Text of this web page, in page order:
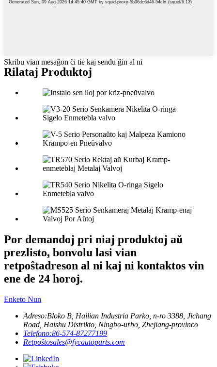
Skribu vian mesaĝon ĉi tie kaj sendu ĝin al ni
Rilataj Produktoj
Por demandoj pri niaj produktoj aŭ
prezlisto, bonvolu lasi vian
retpoŝtadreson al ni kaj ni kontaktos vin
ene de 24 horoj.
Enketo Nun
Adreso:Bloko B, Hailian Industria Parko, n-ro 3388, Jichang
Road, Haishu Distrikto, Ningbo-urbo, Zhejiang-provinco
Telefono:86-574-87277199
Retpoŝtosales@fycautoparts.com